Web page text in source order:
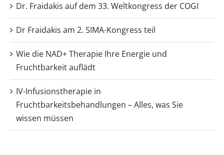
Dr. Fraidakis auf dem 33. Weltkongress der COGI
Dr Fraidakis am 2. SIMA-Kongress teil
Wie die NAD+ Therapie Ihre Energie und
Fruchtbarkeit auflädt
IV-Infusionstherapie in
Fruchtbarkeitsbehandlungen – Alles, was Sie
wissen müssen